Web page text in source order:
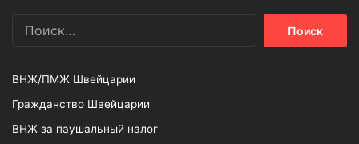
ВНЖ/ПМЖ Швейцарии
Гражданство Швейцарии
ВНЖ за паушальный налог